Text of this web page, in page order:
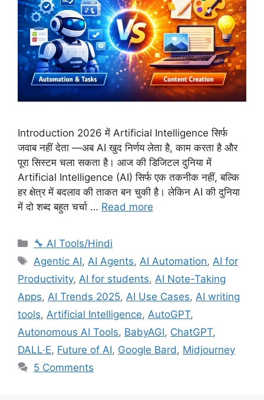
Introduction 2026 में Artificial Intelligence सिर्फ
जवाब नहीं देता —अब AI खुद निर्णय लेता है, काम करता है और
पूरा सिस्टम चला सकता है। आज की डिजिटल दुनिया में
Artificial Intelligence (AI) सिर्फ एक तकनीक नहीं, बल्कि
हर क्षेत्र में बदलाव की ताकत बन चुकी है। लेकिन AI की दुनिया
में दो शब्द बहुत चर्चा … Read more
Categories
🔧 AI Tools/Hindi
Tags
Agentic AI, AI Agents, AI Automation, AI for
Productivity, AI for students, AI Note-Taking
Apps, AI Trends 2025, AI Use Cases, AI writing
tools, Artificial Intelligence, AutoGPT,
Autonomous AI Tools, BabyAGI, ChatGPT,
DALL·E, Future of AI, Google Bard , Midjourney
5 Comments